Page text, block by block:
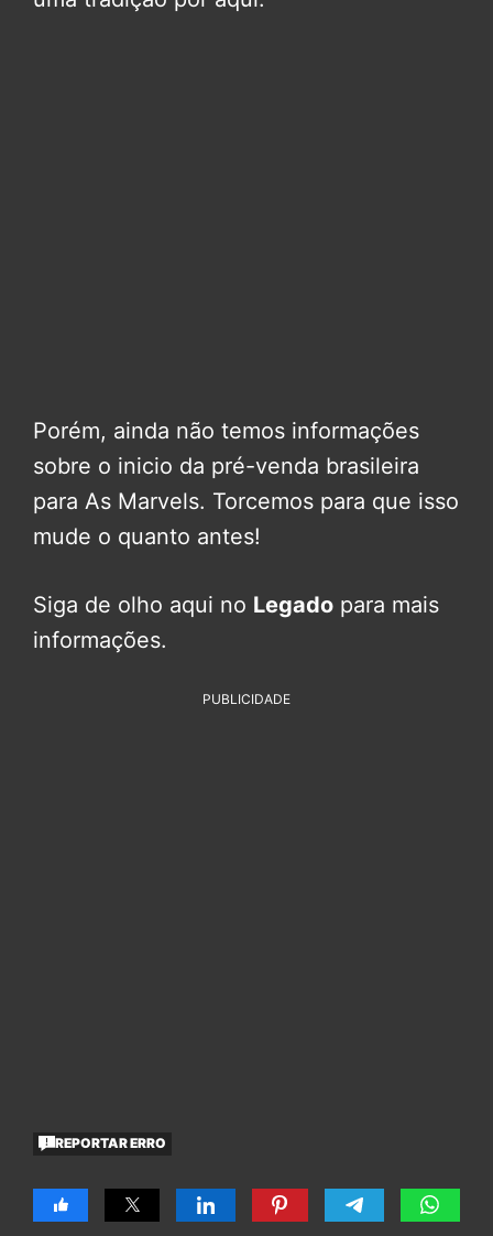
Porém, ainda não temos informações
sobre o inicio da pré-venda brasileira
para As Marvels. Torcemos para que isso
mude o quanto antes!
Siga de olho aqui no Legado para mais
informações.
PUBLICIDADE
REPORTAR ERRO